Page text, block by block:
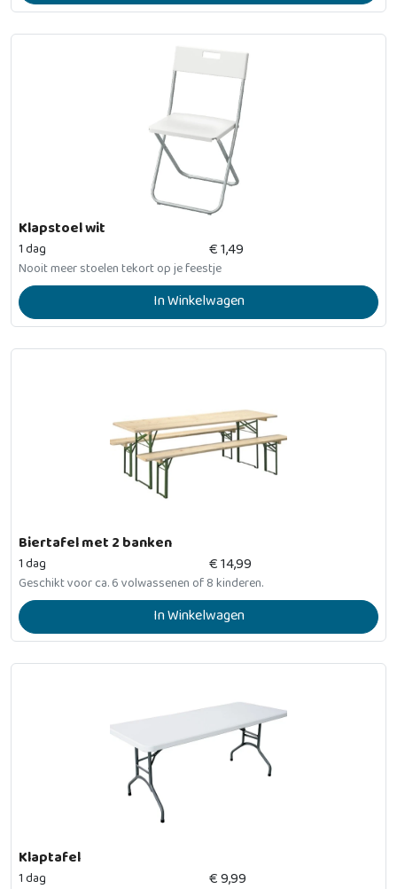
Klapstoel wit
1 dag €1,49
Nooit meer stoelen tekort op je feestje
In Winkelwagen
Biertafel met 2 banken
1 dag €14,99
Geschikt voor ca. 6 volwassenen of 8 kinderen.
In Winkelwagen
Klaptafel
1 dag €9,99